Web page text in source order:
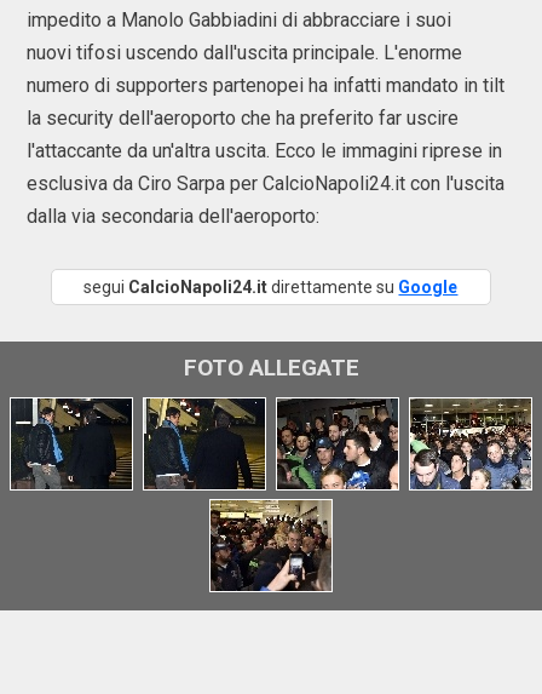
impedito a Manolo Gabbiadini di abbracciare i suoi
nuovi tifosi uscendo dall'uscita principale. L'enorme
numero di supporters partenopei ha infatti mandato in tilt
la security dell'aeroporto che ha preferito far uscire
l'attaccante da un'altra uscita. Ecco le immagini riprese in
esclusiva da Ciro Sarpa per CalcioNapoli24.it con l'uscita
dalla via secondaria dell'aeroporto:
segui CalcioNapoli24.itdirettamente su Google
FOTO ALLEGATE